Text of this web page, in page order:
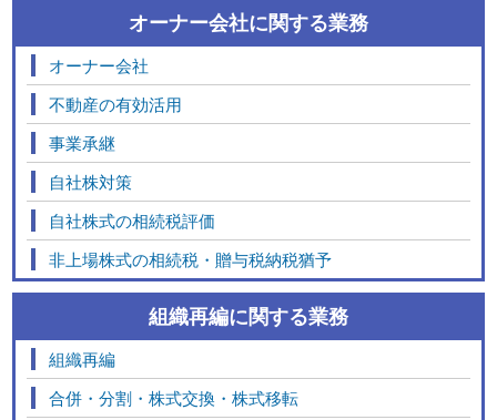
オーナー会社に関する業務
オーナー会社
不動産の有効活用
事業承継
自社株対策
自社株式の相続税評価
非上場株式の相続税・贈与税納税猶予
組織再編に関する業務
組織再編
合併・分割・株式交換・株式移転